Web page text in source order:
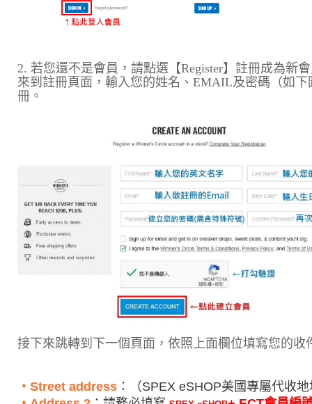
2. 若您還不是會員，請點選【Register】註冊成為新
來到註冊頁面，輸入您的姓名、EMAIL及密碼（如
冊。
接下來跳轉到下一個頁面，依照上面欄位填寫您的收
‧Street address ： （SPEX eSHOP美國專屬代收